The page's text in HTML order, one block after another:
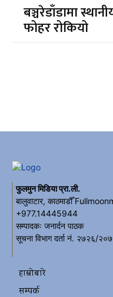
बञ्चरेडाँडामा
फोहर रोकियो
फुलमुन मिडिया प्रा.ली.
बालुवाटार, काठमाडौँ
+977.14445944
सम्पादकः जनार्दन पाठक
सूचना विभाग दर्ता नं. २७२६/
हाम्रोबारे
सम्पर्क